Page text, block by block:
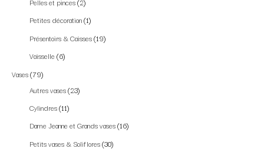
Petites décoration 1
Présentoirs & Caisses 19
Vaisselle 6
Vases 79
Autres vases 23
Cylindres 11
Dame Jeanne et Grands vases 16
Petits vases & Soliflores 30